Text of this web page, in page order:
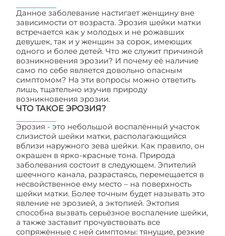
Данное заболевание настигает женщину вне
зависимости от возраста. Эрозия шейки матки
встречается как у молодых и не рожавших
девушек, так и у женщин за сорок, имеющих
одного и более детей. Что же служит причиной
возникновения эрозии? И почему её наличие
само по себе является довольно опасным
симптомом? На эти вопросы можно ответить
лишь, тщательно изучив природу
возникновения эрозии.
ЧТО ТАКОЕ ЭРОЗИЯ?
Эрозия - это небольшой воспалённый участок
слизистой шейки матки, располагающийся
вблизи наружного зева шейки. Как правило, он
окрашен в ярко-красные тона. Природа
заболевания состоит в следующем. Эпителий
шеечного канала, разрастаясь, перемещается в
несвойственное ему место – на поверхность
шейки матки. Более точным будет называть это
явление не эрозией, а эктопией. Эктопия
способна вызвать серьёзное воспаление шейки,
а также заставит прочувствовать все
сопряжённые с ней симптомы: тянущие, резкие